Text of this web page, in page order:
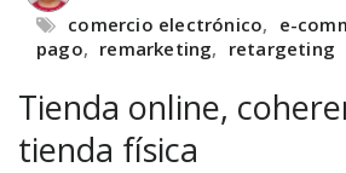
comercio electrónico, e-
pago, remarketing, retargeting
Tienda online,
tienda física